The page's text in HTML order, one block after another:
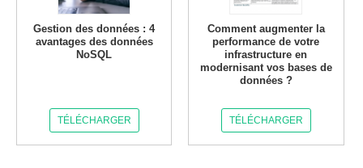
Gestion des données : 4
avantages des données
NoSQL
TÉLÉCHARGER
Comment augmenter la
performance de votre
infrastructure en
modernisant vos bases de
données ?
TÉLÉCHARGER